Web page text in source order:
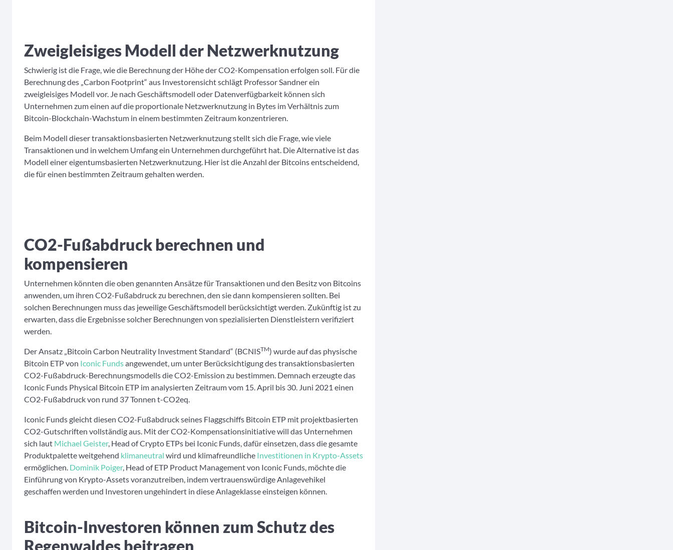
Zweigleisiges Modell der Netzwerknutzung
Schwierig ist die Frage, wie die Berechnung der Höhe der CO2-Kompensation erfolgen soll. Für die
Berechnung des „Carbon Footprint“ aus Investorensicht schlägt Professor Sandner ein
zweigleisiges Modell vor. Je nach Geschäftsmodell oder Datenverfügbarkeit können sich
Unternehmen zum einen auf die proportionale Netzwerknutzung in Bytes im Verhältnis zum
Bitcoin-Blockchain-Wachstum in einem bestimmten Zeitraum konzentrieren.
Beim Modell dieser transaktionsbasierten Netzwerknutzung stellt sich die Frage, wie viele
Transaktionen und in welchem Umfang ein Unternehmen durchgeführt hat. Die Alternative ist das
Modell einer eigentumsbasierten Netzwerknutzung. Hier ist die Anzahl der Bitcoins entscheidend,
die für einen bestimmten Zeitraum gehalten werden.
CO2-Fußabdruck berechnen und
kompensieren
Unternehmen könnten die oben genannten Ansätze für Transaktionen und den Besitz von Bitcoins
anwenden, um ihren CO2-Fußabdruck zu berechnen, den sie dann kompensieren sollten. Bei
solchen Berechnungen muss das jeweilige Geschäftsmodell berücksichtigt werden. Zukünftig ist zu
erwarten, dass die Ergebnisse solcher Berechnungen von spezialisierten Dienstleistern verifiziert
werden.
Der Ansatz „Bitcoin Carbon Neutrality Investment Standard“ (BCNISTM) wurde auf das physische
Bitcoin ETP von Iconic Fundsangewendet, um unter Berücksichtigung des transaktionsbasierten
CO2-Fußabdruck-Berechnungsmodells die CO2-Emission zu bestimmen. Demnach erzeugte das
Iconic Funds Physical Bitcoin ETP im analysierten Zeitraum vom 15. April bis 30. Juni 2021 einen
CO2-Fußabdruck von rund 37 Tonnen t-CO2eq.
Iconic Funds gleicht diesen CO2-Fußabdruck seines Flaggschiffs Bitcoin ETP mit projektbasierten
CO2-Gutschriften vollständig aus. Mit der CO2-Kompensationsinitiative will das Unternehmen
sich laut Michael Geister, Head of Crypto ETPs bei Iconic Funds, dafür einsetzen, dass die gesamte
Produktpalette weitgehend klimaneutral wird und klimafreundliche Investitionen in Krypto-Assets
ermöglichen. Dominik Poiger, Head of ETP Product Management von Iconic Funds, möchte die
Einführung von Krypto-Assets voranzutreiben, indem vertrauenswürdige Anlagevehikel
geschaffen werden und Investoren ungehindert in diese Anlageklasse einsteigen können.
Bitcoin-Investoren können zum Schutz des
Regenwaldes beitragen